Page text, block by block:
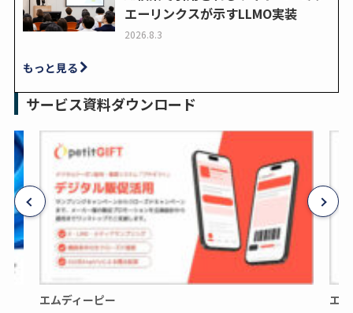
エーリンクスが示すLLMO実装
2026.8.3
もっと見る
サービス資料ダウンロード
エムディーピー エ